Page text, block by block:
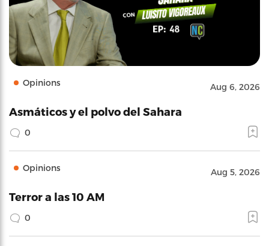
Opinions Aug 6, 2026
Asmáticos y el polvo del Sahara
0
Opinions Aug 5, 2026
Terror a las 10 AM
0